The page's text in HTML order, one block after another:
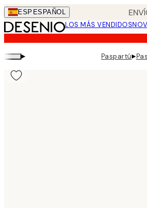
Skip
to
main
content.
ESP ESPAÑOL
LOS MÁS VENDIDOS
▸ Paspartú▸